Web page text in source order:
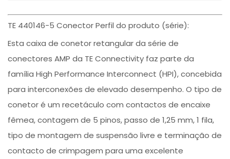
TE 440146-5 Conector Perfil do produto (série):
Esta caixa de conetor retangular da série de
conectores AMP da TE Connectivity faz parte da
família High Performance Interconnect (HPI), concebida
para interconexões de elevado desempenho. O tipo de
conetor é um recetáculo com contactos de encaixe
fêmea, contagem de 5 pinos, passo de 1,25 mm, 1 fila,
tipo de montagem de suspensão livre e terminação de
contacto de crimpagem para uma excelente